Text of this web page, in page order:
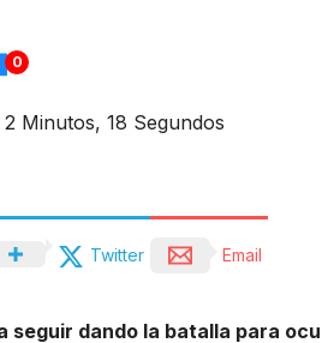
0
2 Minutos, 18 Segundos
Twitter Email
seguir dando la batalla para